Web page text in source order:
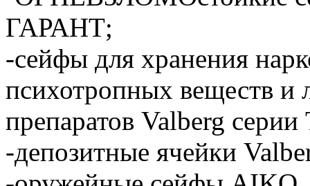
ГАРАНТ;
-сейфы для хранения
психотропных веществ и
препаратов Valberg серии
-депозитные ячейки